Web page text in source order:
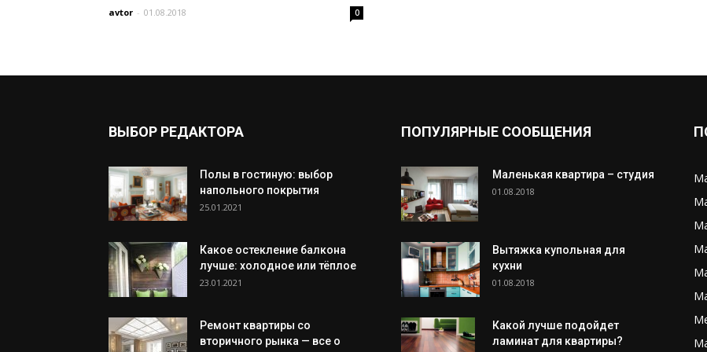
avtor - 01.08.2018 0
ВЫБОР РЕДАКТОРА
Полы в гостиную: выбор
напольного покрытия
25.01.2021
Какое остекление балкона
лучше: холодное или тёплое
23.01.2021
Ремонт квартиры со
вторичного рынка — все о
ПОПУЛЯРНЫЕ СООБЩЕНИЯ
Маленькая квартира – студия
01.08.2018
Вытяжка купольная для
кухни
01.08.2018
Какой лучше подойдет
ламинат для квартиры?